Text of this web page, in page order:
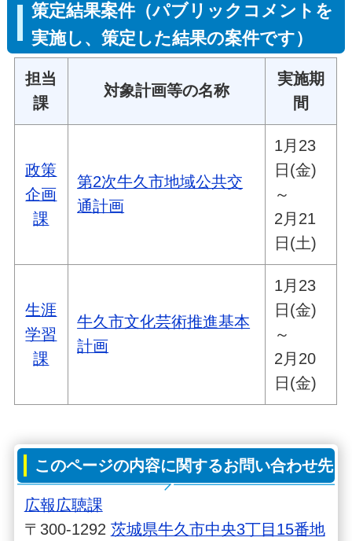
策定結果案件（パブリックコメントを
実施し、策定した結果の案件です）
担当
課
対象計画等の名称
実施期
間
政策
企画
課
第2次牛久市地域公共交
通計画
1月23
日(金)
～
2月21
日(土)
生涯
学習
課
牛久市文化芸術推進基本
計画
1月23
日(金)
～
2月20
日(金)
このページの内容に関するお問い合わせ先
広報広聴課
〒300-1292 茨城県牛久市中央3丁目15番地